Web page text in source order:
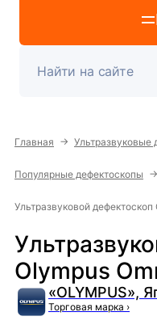
Главная → Ультразвуковые
Популярные дефектоскопы →
Ультразвуковой
Olympus
«OLYMPUS»,
Торговая марка ›